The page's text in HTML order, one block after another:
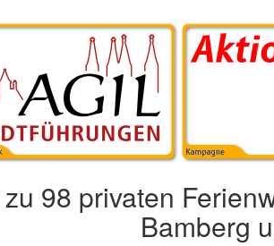
98 privaten
Bamberg